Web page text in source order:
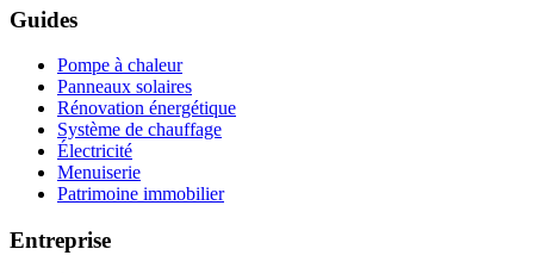
Guides
Pompe à chaleur
Panneaux solaires
Rénovation énergétique
Système de chauffage
Électricité
Menuiserie
Patrimoine immobilier
Entreprise